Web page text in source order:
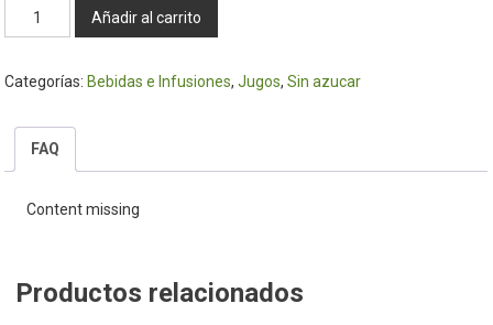
Jugo
de
Tutti
cantidad
Añadir al carrito
Categorías: Bebidas e Infusiones,Jugos,Sin azucar
FAQ
Content missing
Productos relacionados